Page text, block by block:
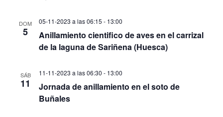
DOM
5
05-11-2023 a las 06:15 - 13:00
Anillamiento cientifico de aves en el carrizal
de la laguna de Sariñena (Huesca)
SÁB
11
11-11-2023 a las 06:30 - 13:00
Jornada de anillamiento en el soto de
Buñales